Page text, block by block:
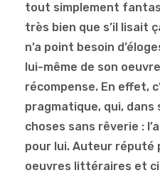
tout simplement
très bien que s’il lisait
n’a point besoin
lui-même de son
récompense. En effet,
pragmatique, qui, dans
choses sans rêverie :
pour lui. Auteur réputé
oeuvres littéraires et